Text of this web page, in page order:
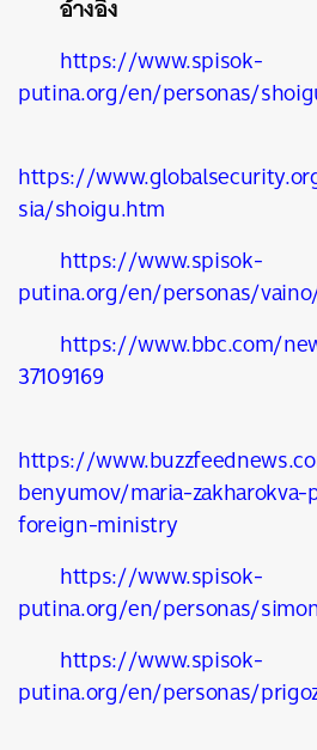
อ้างอิง
https://www.spisok-
putina.org/en/personas/
https://
sia/shoigu.htm
https://www.spisok-
putina.org/en/personas/
https://www.bbc.com/
37109169
https://
benyumov/maria-
foreign-ministry
https://www.spisok-
putina.org/en/personas/
https://www.spisok-
putina.org/en/personas/